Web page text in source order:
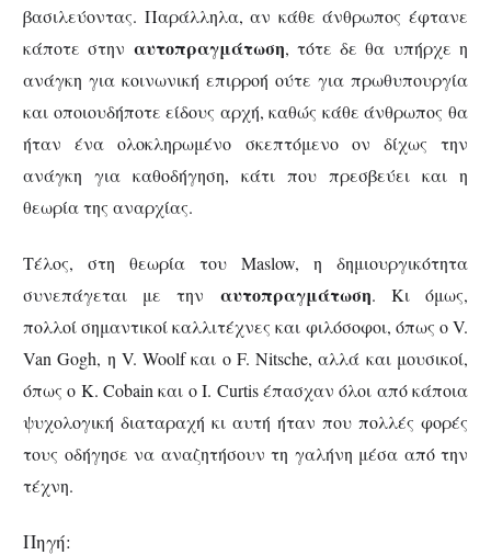
βασιλεύοντας. Παράλληλα, αν κάθε άνθρωπος έφτανε
κάποτε στην αυτοπραγμάτωση, τότε δε θα υπήρχε η
ανάγκη για κοινωνική επιρροή ούτε για πρωθυπουργία
και οποιουδήποτε είδους αρχή, καθώς κάθε άνθρωπος θα
ήταν ένα ολοκληρωμένο σκεπτόμενο ον δίχως την
ανάγκη για καθοδήγηση, κάτι που πρεσβεύει και η
θεωρία της αναρχίας.
Tέλος, στη θεωρία του Maslow, η δημιουργικότητα
συνεπάγεται με την αυτοπραγμάτωση. Κι όμως,
πολλοί σημαντικοί καλλιτέχνες και φιλόσοφοι, όπως ο V.
Van Gogh, η V. Woolf και ο F. Nitsche, αλλά και μουσικοί,
όπως ο K. Cobain και ο I. Curtis έπασχαν όλοι από κάποια
ψυχολογική διαταραχή κι αυτή ήταν που πολλές φορές
τους οδήγησε να αναζητήσουν τη γαλήνη μέσα από την
τέχνη.
Πηγή: